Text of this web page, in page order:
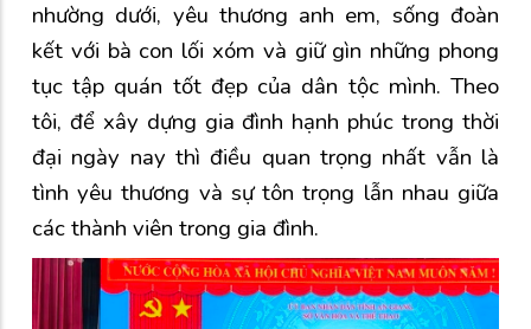
nhường dưới, yêu thương anh em, sống đoàn
kết với bà con lối xóm và giữ gìn những phong
tục tập quán tốt đẹp của dân tộc mình. Theo
tôi, để xây dựng gia đình hạnh phúc trong thời
đại ngày nay thì điều quan trọng nhất vẫn là
tình yêu thương và sự tôn trọng lẫn nhau giữa
các thành viên trong gia đình.